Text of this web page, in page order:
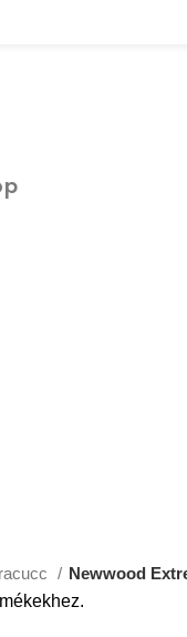
Newwood